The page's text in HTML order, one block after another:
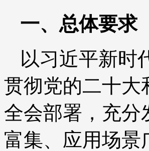
一、总体要求
以习近平新时
贯彻党的二十大
全会部署，充分
富集、应用场景